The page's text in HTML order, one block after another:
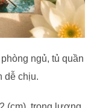
ngủ, tủ quần
dễ chịu.